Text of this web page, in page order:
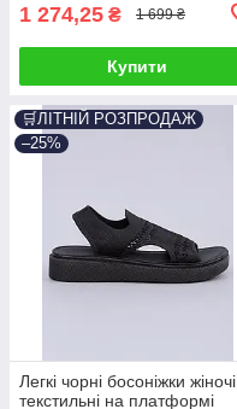
1 274,25 ₴ 1 699 ₴
Купити
🛒ЛІТНІЙ РОЗПРОДАЖ
–25%
Легкі чорні босоніжки жіночі
текстильні на платформі